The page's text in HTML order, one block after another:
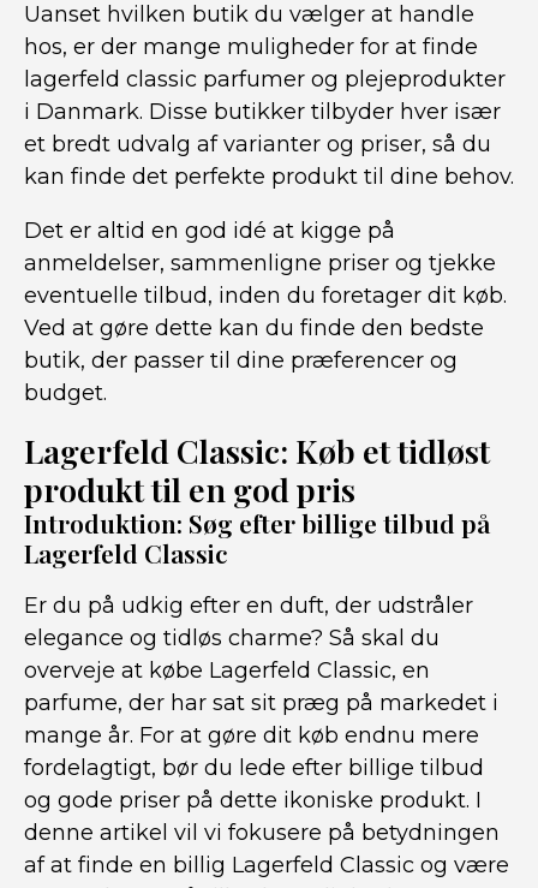
Uanset hvilken butik du vælger at handle
hos, er der mange muligheder for at finde
lagerfeld classic parfumer og plejeprodukter
i Danmark. Disse butikker tilbyder hver især
et bredt udvalg af varianter og priser, så du
kan finde det perfekte produkt til dine behov.
Det er altid en god idé at kigge på
anmeldelser, sammenligne priser og tjekke
eventuelle tilbud, inden du foretager dit køb.
Ved at gøre dette kan du finde den bedste
butik, der passer til dine præferencer og
budget.
Lagerfeld Classic: Køb et tidløst
produkt til en god pris
Introduktion: Søg efter billige tilbud på
Lagerfeld Classic
Er du på udkig efter en duft, der udstråler
elegance og tidløs charme? Så skal du
overveje at købe Lagerfeld Classic, en
parfume, der har sat sit præg på markedet i
mange år. For at gøre dit køb endnu mere
fordelagtigt, bør du lede efter billige tilbud
og gode priser på dette ikoniske produkt. I
denne artikel vil vi fokusere på betydningen
af at finde en billig Lagerfeld Classic og være